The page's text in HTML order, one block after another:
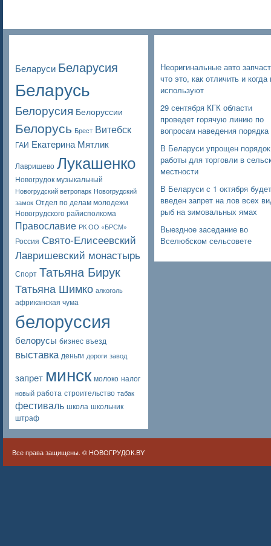
Беларуси Беларусия
Беларусь
Белорусия Белоруссии
Белорусь Брест Витебск
ГАИ Екатерина Мятлик
Лавришево Лукашенко
Новогрудок музыкальный
Новогрудский ветропарк Новогрудский
замок Отдел по делам молодежи
Новогрудского райисполкома
Православие РК ОО «БРСМ»
Россия Свято-Елисеевский
Лавришевский монастырь
Спорт Татьяна Бирук
Татьяна Шимко алкоголь
африканская чума
белоруссия
белорусы бизнес въезд
выставка деньги дороги завод
запрет минск молоко налог
новый работа строительство табак
фестиваль школа школьник
штраф
Неоригинальные авто
что это, как отличить и когда
используют
29 сентября КГК области
проведет горячую линию по
вопросам наведения порядка
В Беларуси упрощен порядок
работы для торговли в
местности
В Беларуси с 1 октября будет
введен запрет на лов всех
рыб на зимовальных ямах
Выездное заседание во
Вселюбском сельсовете
Все права защищены. © НОВОГРУДОК.BY